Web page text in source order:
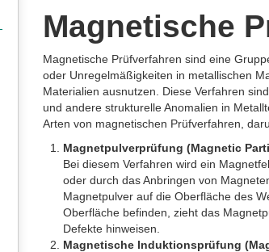
Magnetische
Magnetische Prüfverfahren sind eine
oder Unregelmäßigkeiten in metallischen
Materialien ausnutzen. Diese Verfahren
und andere strukturelle Anomalien in
Arten von magnetischen Prüfverfahren,
Magnetpulverprüfung (Magnetic
Bei diesem Verfahren wird ein
oder durch das Anbringen von
Magnetpulver auf die Oberfläche des
Oberfläche befinden, zieht das
Defekte hinweisen.
Magnetische Induktionsprüfung